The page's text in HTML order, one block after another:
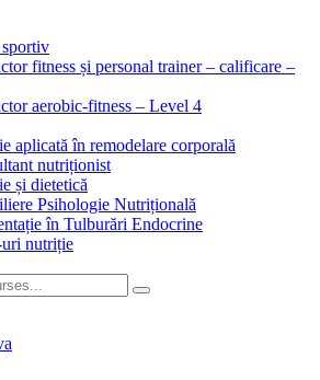
fitness și personal trainer – calificare –
aerobic-fitness – Level 4
aplicată în remodelare corporală
nutriționist
și dietetică
Psihologie Nutrițională
în Tulburări Endocrine
nutriție